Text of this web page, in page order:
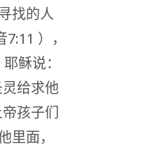
找的人
），
稣说：
给求他
孩子们
里面，